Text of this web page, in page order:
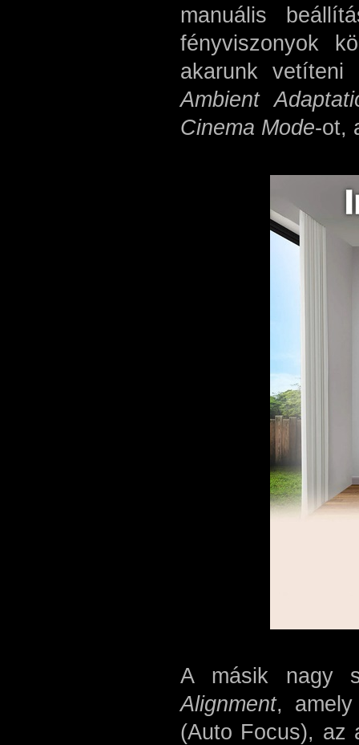
manuális
fényviszonyok
akarunk
Ambient
Cinema Mode-ot,
A másik nagy
Alignment, amely
(Auto Focus), az